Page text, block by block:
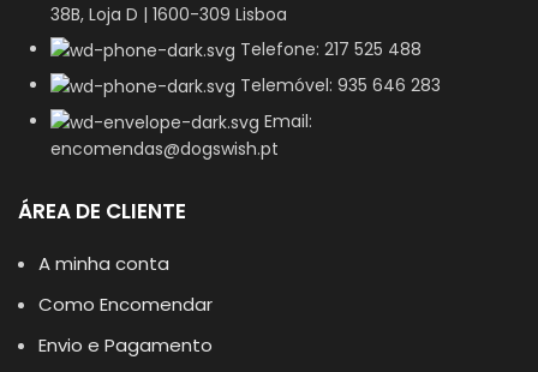
38B, Loja D | 1600-309 Lisboa
Telefone: 217 525 488
Telemóvel: 935 646 283
Email:
encomendas@dogswish.pt
ÁREA DE CLIENTE
A minha conta
Como Encomendar
Envio e Pagamento